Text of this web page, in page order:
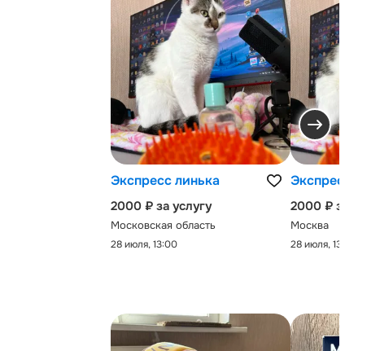
Экспресс линька
2000 ₽ за услугу
Московская область
28 июля, 13:00
Экспресс-
2000 ₽ за
Москва
28 июля, 13:00